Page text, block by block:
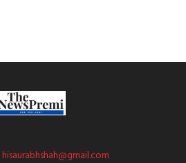
hisaurabhshah@gmail.com